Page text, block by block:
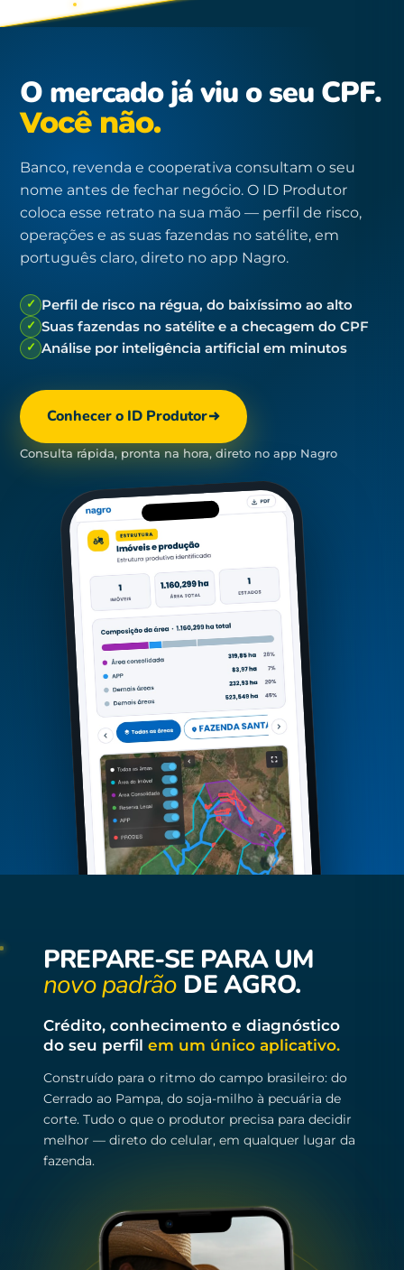
O mercado já viu o seu CPF.
Você não.
Banco, revenda e cooperativa consultam o seu
nome antes de fechar negócio. O ID Produtor
coloca esse retrato na sua mão — perfil de risco,
operações e as suas fazendas no satélite, em
português claro, direto no app Nagro.
✓ Perfil de risco na régua, do baixíssimo ao alto
✓ Suas fazendas no satélite e a checagem do CPF
✓ Análise por inteligência artificial em minutos
Conhecer o ID Produtor
Consulta rápida, pronta na hora, direto no app Nagro
PREPARE-SE PARA UM
novo padrão DE AGRO.
Crédito, conhecimento e diagnóstico
do seu perfil em um único aplicativo.
Construído para o ritmo do campo brasileiro: do
Cerrado ao Pampa, do soja-milho à pecuária de
corte. Tudo o que o produtor precisa para decidir
melhor — direto do celular, em qualquer lugar da
fazenda.